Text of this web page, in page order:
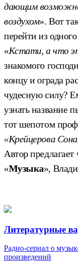
дающим
воздухом». Вот
перейти из
«Кстати, а что
знакомого
концу и ограда
чудесную силу?
узнать название
тот шепотом
«Крейцерова
Автор
«Музыка»,
Литературные
Радио-сериал о
произведений